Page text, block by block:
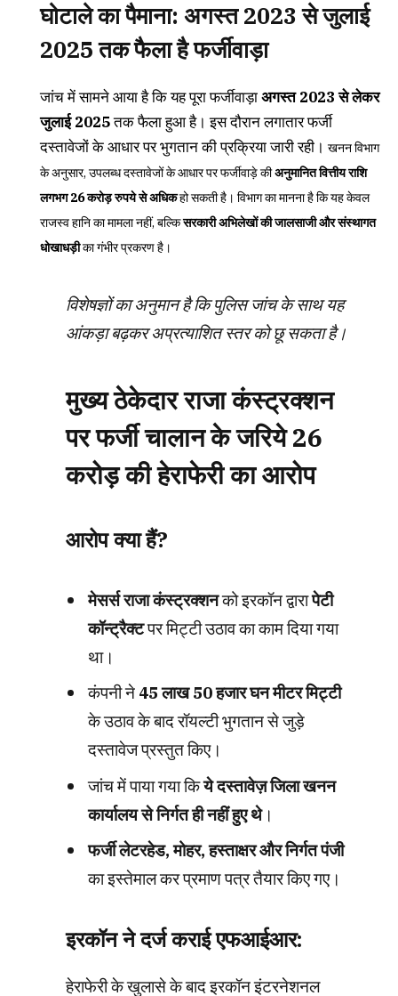
घोटाले का पैमाना: अगस्त 2023 से जुलाई
2025 तक फैला है फर्जीवाड़ा
जांच में सामने आया है कि यह पूरा फर्जीवाड़ाअगस्त 2023 से लेकर
जुलाई 2025तक फैला हुआ है। इस दौरान लगातार फर्जी
दस्तावेजों के आधार पर भुगतान की प्रक्रिया जारी रही। खनन विभाग
के अनुसार, उपलब्ध दस्तावेजों के आधार पर फर्जीवाड़े कीअनुमानित वित्तीय राशि
लगभग 26 करोड़ रुपये से अधिकहो सकती है। विभाग का मानना है कि यह केवल
राजस्व हानि का मामला नहीं, बल्किसरकारी अभिलेखों की जालसाजी और संस्थागत
धोखाधड़ीका गंभीर प्रकरण है।
विशेषज्ञों का अनुमान है कि पुलिस जांच के साथ यह
आंकड़ा बढ़कर अप्रत्याशित स्तर को छू सकता है।
मुख्य ठेकेदार राजा कंस्ट्रक्शन
पर फर्जी चालान के जरिये 26
करोड़ की हेराफेरी का आरोप
आरोप क्या हैं?
मेसर्स राजा कंस्ट्रक्शनको इरकॉन द्वारापेटी
कॉन्ट्रैक्टपर मिट्टी उठाव का काम दिया गया
था।
कंपनी ने 45 लाख 50 हजार घन मीटर मिट्टी
के उठाव के बाद रॉयल्टी भुगतान से जुड़े
दस्तावेज प्रस्तुत किए।
जांच में पाया गया किये दस्तावेज़ जिला खनन
कार्यालय से निर्गत ही नहीं हुए थे।
फर्जी लेटरहेड, मोहर, हस्ताक्षर और निर्गत पंजी
का इस्तेमाल कर प्रमाण पत्र तैयार किए गए।
इरकॉन ने दर्ज कराई एफआईआर:
हेराफेरी के खुलासे के बाद इरकॉन इंटरनेशनल